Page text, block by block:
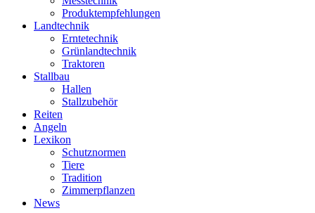
Produktempfehlungen
Landtechnik
Erntetechnik
Grünlandtechnik
Traktoren
Stallbau
Hallen
Stallzubehör
Reiten
Angeln
Lexikon
Schutznormen
Tiere
Tradition
Zimmerpflanzen
News